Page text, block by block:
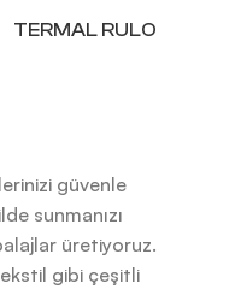
TERMAL RULO
güvenle
sunmanızı
üretiyoruz.
gibi çeşitli